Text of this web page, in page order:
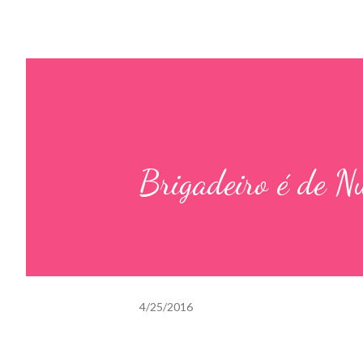
Brigadeiro é de
4/25/2016